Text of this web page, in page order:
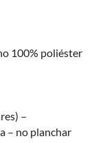
100% poliéster
–
– no planchar